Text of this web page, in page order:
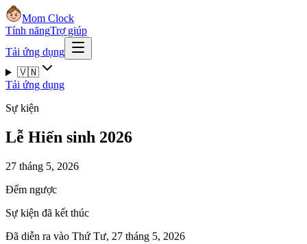
Mom Clock
Tính năngTrợ giúp
Tải ứng dụng
🇻🇳
Tải ứng dụng
Sự kiện
Lễ Hiến sinh 2026
27 tháng 5, 2026
Đếm ngược
Sự kiện đã kết thúc
Đã diễn ra vào Thứ Tư, 27 tháng 5, 2026